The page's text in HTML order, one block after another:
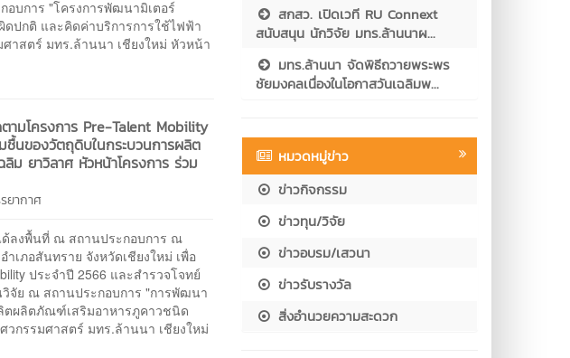
อบการ "โครงการพัฒนามิเตอร์
ปกติ และคิดค่าบริการการใช้ไฟฟ้า
สตร์ มทร.ล้านนา เชียงใหม่ หัวหน้า
ามโครงการ Pre-Talent Mobility
ชื้นของวัตถุดิบในกระบวนการผลิต
ม ยาวิลาศ หัวหน้าโครงการ ร่วม
ยากาศ
ด้ลงพื้นที่ ณ สถานประกอบการ ณ
เภอสันทราย จังหวัดเชียงใหม่ เพื่อ
ประจำปี 2566 และสำรวจโจทย์
วิจัย ณ สถานประกอบการ "การพัฒนา
ตผลิตภัณฑ์เสริมอาหารภูคาวชนิด
กรรมศาสตร์ มทร.ล้านนา เชียงใหม่
สกสว. เปิดเวที RU Connext
สนับสนุน นักวิจัย มทร.ล้านนาผ...
มทร.ล้านนา จัดพิธีถวายพระพร
ชัยมงคลเนื่องในโอกาสวันเฉลิมพ...
หมวดหมู่ข่าว
ข่าวกิจกรรม
ข่าวทุน/วิจัย
ข่าวอบรม/เสวนา
ข่าวรับรางวัล
สิ่งอำนวยความสะดวก